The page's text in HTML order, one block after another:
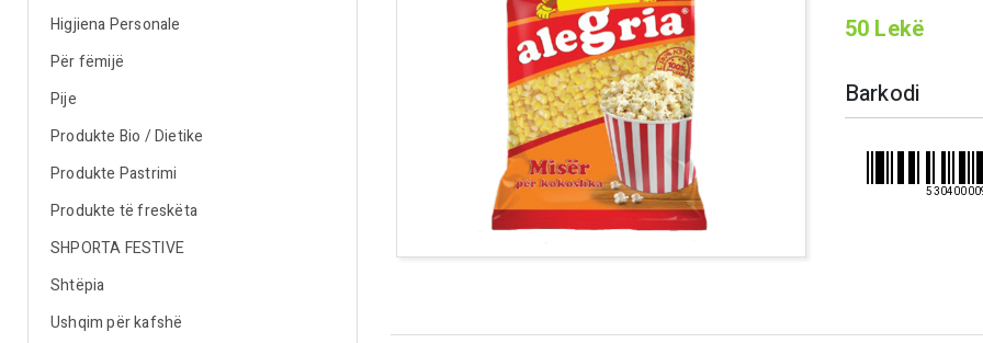
Higjiena Personale
Për fëmijë
Pije
Produkte Bio / Dietike
Produkte Pastrimi
Produkte të freskëta
SHPORTA FESTIVE
Shtëpia
Ushqim për kafshë
50 Lekë
Barkodi